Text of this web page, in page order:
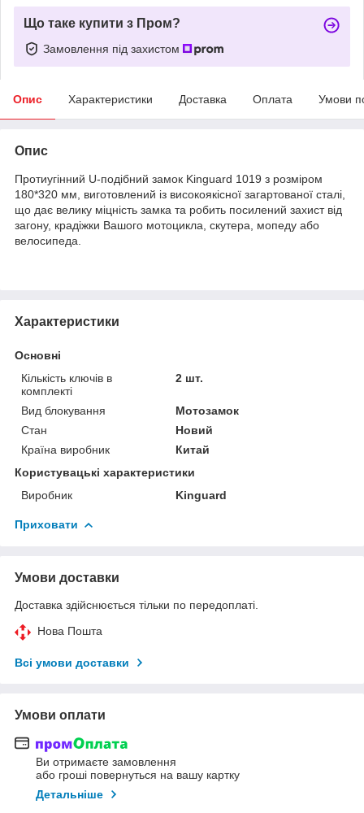
Що таке купити з Пром?
Замовлення під захистом
Опис Характеристики Доставка Оплата Умови
Опис
Протиугінний U-подібний замок Kinguard 1019 з розміром
180*320 мм, виготовлений із високоякісної загартованої сталі,
що дає велику міцність замка та робить посилений захист від
загону, крадіжки Вашого мотоцикла, скутера, мопеду або
велосипеда.
Характеристики
Основні
Кількість ключів в
комплекті
2 шт.
Вид блокування
Мотозамок
Стан
Новий
Країна виробник
Китай
Користувацькі характеристики
Виробник
Kinguard
Приховати
Умови доставки
Доставка здійснюється тільки по передоплаті.
Нова Пошта
Всі умови доставки
Умови оплати
Ви отримаєте замовлення
або гроші повернуться на вашу картку
Детальніше